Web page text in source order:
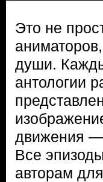
Это не
души.
антологии
движения
Все
авторам